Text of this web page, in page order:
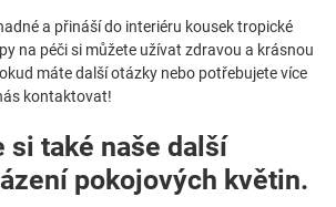
a přináší do interiéru kousek tropické
na péči si můžete užívat zdravou a krásnou
máte další otázky nebo potřebujete více
kontaktovat!
si také naše další
pokojových květin.